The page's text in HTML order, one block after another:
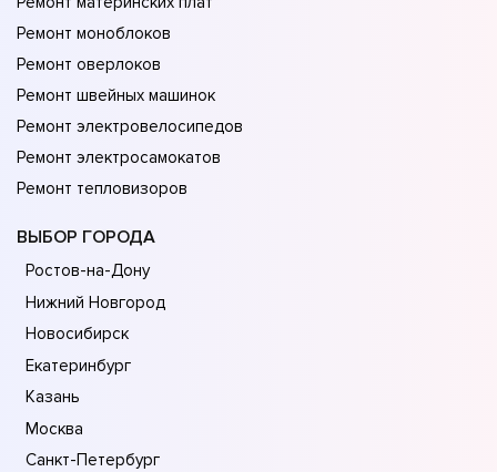
Ремонт моноблоков
Ремонт оверлоков
Ремонт швейных машинок
Ремонт электровелосипедов
Ремонт электросамокатов
Ремонт тепловизоров
ВЫБОР ГОРОДА
Ростов-на-Дону
Нижний Новгород
Новосибирск
Екатеринбург
Казань
Москва
Санкт-Петербург